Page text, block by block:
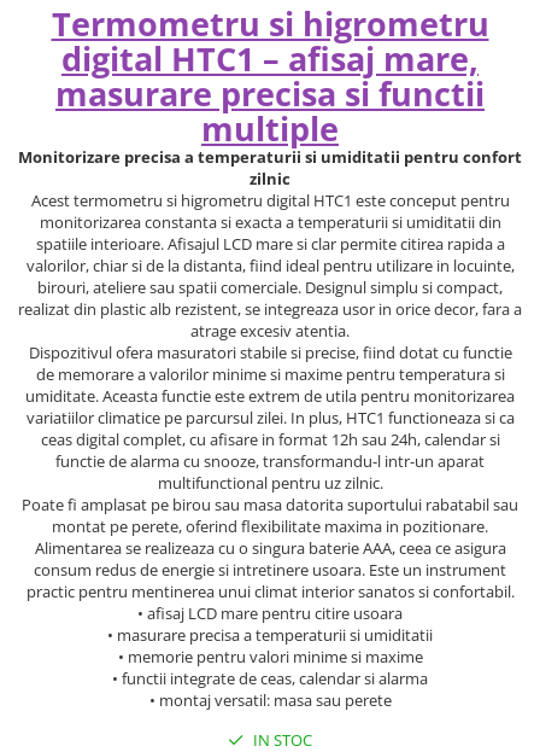
Termometru si higrometru
digital HTC1 – afisaj mare,
masurare precisa si functii
multiple
Monitorizare precisa a temperaturii si umiditatii pentru confort
zilnic
Acest termometru si higrometru digital HTC1 este conceput pentru
monitorizarea constanta si exacta a temperaturii si umiditatii din
spatiile interioare. Afisajul LCD mare si clar permite citirea rapida a
valorilor, chiar si de la distanta, fiind ideal pentru utilizare in locuinte,
birouri, ateliere sau spatii comerciale. Designul simplu si compact,
realizat din plastic alb rezistent, se integreaza usor in orice decor, fara a
atrage excesiv atentia.
Dispozitivul ofera masuratori stabile si precise, fiind dotat cu functie
de memorare a valorilor minime si maxime pentru temperatura si
umiditate. Aceasta functie este extrem de utila pentru monitorizarea
variatiilor climatice pe parcursul zilei. In plus, HTC1 functioneaza si ca
ceas digital complet, cu afisare in format 12h sau 24h, calendar si
functie de alarma cu snooze, transformandu-l intr-un aparat
multifunctional pentru uz zilnic.
Poate fi amplasat pe birou sau masa datorita suportului rabatabil sau
montat pe perete, oferind flexibilitate maxima in pozitionare.
Alimentarea se realizeaza cu o singura baterie AAA, ceea ce asigura
consum redus de energie si intretinere usoara. Este un instrument
practic pentru mentinerea unui climat interior sanatos si confortabil.
• afisaj LCD mare pentru citire usoara
• masurare precisa a temperaturii si umiditatii
• memorie pentru valori minime si maxime
• functii integrate de ceas, calendar si alarma
• montaj versatil: masa sau perete
IN STOC